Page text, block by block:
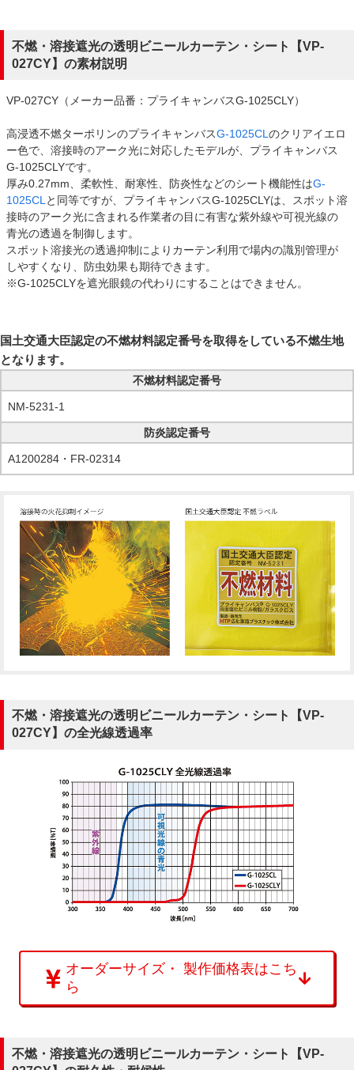
不燃・溶接遮光の透明ビニールカーテン・シート【VP-
027CY】の素材説明
VP-027CY（メーカー品番：プライキャンバスG-1025CLY）
高浸透不燃ターポリンのプライキャンバスG-1025CLのクリアイエロ
ー色で、溶接時のアーク光に対応したモデルが、プライキャンバス
G-1025CLYです。
厚み0.27mm、柔軟性、耐寒性、防炎性などのシート機能性はG-
1025CLと同等ですが、プライキャンバスG-1025CLYは、スポット溶
接時のアーク光に含まれる作業者の目に有害な紫外線や可視光線の
青光の透過を制御します。
スポット溶接光の透過抑制によりカーテン利用で場内の識別管理が
しやすくなり、防虫効果も期待できます。
※G-1025CLYを遮光眼鏡の代わりにすることはできません。
国土交通大臣認定の不燃材料認定番号を取得をしている不燃生地
となります。
不燃材料認定番号
NM-5231-1
防炎認定番号
A1200284・FR-02314
不燃・溶接遮光の透明ビニールカーテン・シート【VP-
027CY】の全光線透過率
オーダーサイズ・ 製作価格表はこち
ら
不燃・溶接遮光の透明ビニールカーテン・シート【VP-